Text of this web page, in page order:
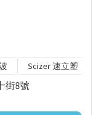
Scizer 速立塑
街8號